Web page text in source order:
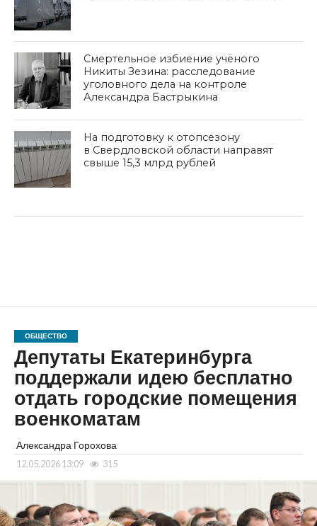
Смертельное избиение учёного
Никиты Зезина: расследование
уголовного дела на контроле
Александра Бастрыкина
На подготовку к отопсезону
в Свердловской области направят
свыше 15,3 млрд рублей
ОБЩЕСТВО
Депутаты Екатеринбурга
поддержали идею бесплатно
отдать городские помещения
военкоматам
Александра Горохова
12.05.2026 13:09 315